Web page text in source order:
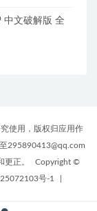
中文破解版 全
使用，版权归应用作
295890413@qq.com
更正。
Copyright ©
号-1